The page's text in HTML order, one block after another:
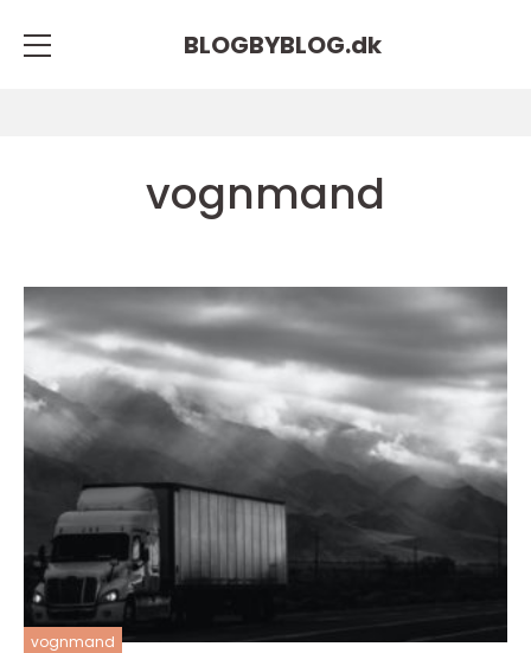
BLOGBYBLOG.dk
vognmand
vognmand